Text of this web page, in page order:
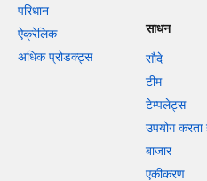
परिधान
ऐक्रेलिक
अधिक प्रोडक्ट्स
साधन
सौदे
टीम
टेम्पलेट्स
उपयोग करता
बाजार
एकीकरण